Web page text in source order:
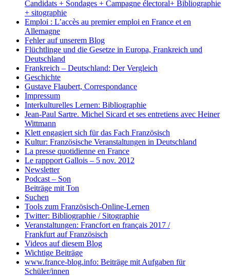
Candidats + Sondages + Campagne électoral+ Bibliographie
+ sitographie
Emploi : L’accès au premier emploi en France et en
Allemagne
Fehler auf unserem Blog
Flüchtlinge und die Gesetze in Europa, Frankreich und
Deutschland
Frankreich – Deutschland: Der Vergleich
Geschichte
Gustave Flaubert, Correspondance
Impressum
Interkulturelles Lernen: Bibliographie
Jean-Paul Sartre. Michel Sicard et ses entretiens avec Heiner
Wittmann
Klett engagiert sich für das Fach Französisch
Kultur: Französische Veranstaltungen in Deutschland
La presse quotidienne en France
Le rappport Gallois – 5 nov. 2012
Newsletter
Podcast – Son
Beiträge mit Ton
Suchen
Tools zum Französisch-Online-Lernen
Twitter: Bibliographie / Sitographie
Veranstaltungen: Francfort en français 2017 /
Frankfurt auf Französisch
Videos auf diesem Blog
Wichtige Beiträge
www.france-blog.info: Beiträge mit Aufgaben für
Schüler/innen